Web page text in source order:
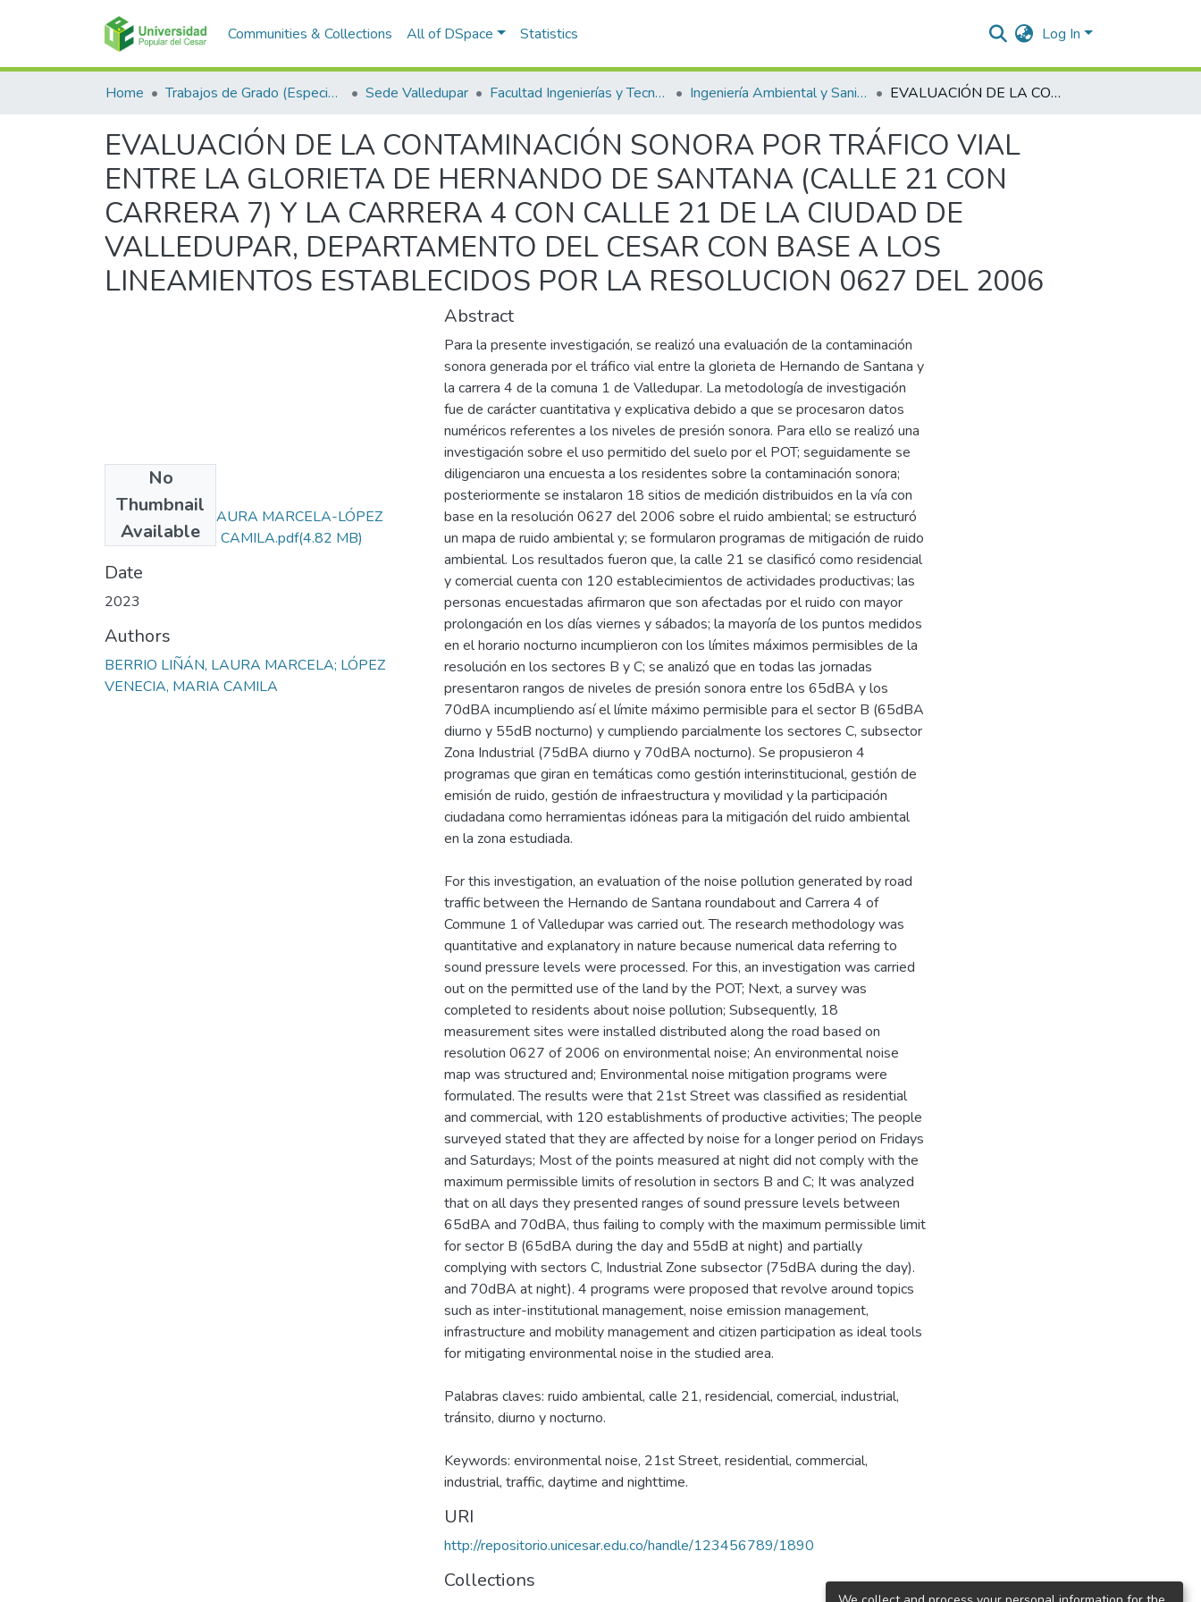
Communities & Collections All of DSpace Statistics Log In
Home Trabajos de Grado (Especializaciones y Pregrados) Sede Valledupar Facultad Ingenierías y Tecnologías Ingeniería Ambiental y Sanitaria. EVALUACIÓN DE LA CONTAMINACIÓN SONORA POR TRÁFICO VIAL ENTRE LA GLORIETA DE HERNANDO DE SANTANA (CALLE 21 CON CARRERA 7) Y LA CARRERA 4 CON CALLE 21 DE LA CIUDAD DE VALLEDUPAR, DEPARTAMENTO DEL CESAR CON BASE A LOS LINEAMIENTOS ESTABLECIDOS POR LA RESOLUCION 0627 DEL 2006
EVALUACIÓN DE LA CONTAMINACIÓN SONORA POR TRÁFICO VIAL
ENTRE LA GLORIETA DE HERNANDO DE SANTANA (CALLE 21 CON
CARRERA 7) Y LA CARRERA 4 CON CALLE 21 DE LA CIUDAD DE
VALLEDUPAR, DEPARTAMENTO DEL CESAR CON BASE A LOS
LINEAMIENTOS ESTABLECIDOS POR LA RESOLUCION 0627 DEL 2006
No
Thumbnail
Available
BERRIO LIÑÁN LAURA MARCELA-LÓPEZ
VENECIA MARIA CAMILA.pdf(4.82 MB)
Date
2023
Authors
BERRIO LIÑÁN, LAURA MARCELA; LÓPEZ
VENECIA, MARIA CAMILA
Abstract
Para la presente investigación, se realizó una evaluación de la contaminación
sonora generada por el tráfico vial entre la glorieta de Hernando de Santana y
la carrera 4 de la comuna 1 de Valledupar. La metodología de investigación
fue de carácter cuantitativa y explicativa debido a que se procesaron datos
numéricos referentes a los niveles de presión sonora. Para ello se realizó una
investigación sobre el uso permitido del suelo por el POT; seguidamente se
diligenciaron una encuesta a los residentes sobre la contaminación sonora;
posteriormente se instalaron 18 sitios de medición distribuidos en la vía con
base en la resolución 0627 del 2006 sobre el ruido ambiental; se estructuró
un mapa de ruido ambiental y; se formularon programas de mitigación de ruido
ambiental. Los resultados fueron que, la calle 21 se clasificó como residencial
y comercial cuenta con 120 establecimientos de actividades productivas; las
personas encuestadas afirmaron que son afectadas por el ruido con mayor
prolongación en los días viernes y sábados; la mayoría de los puntos medidos
en el horario nocturno incumplieron con los límites máximos permisibles de la
resolución en los sectores B y C; se analizó que en todas las jornadas
presentaron rangos de niveles de presión sonora entre los 65dBA y los
70dBA incumpliendo así el límite máximo permisible para el sector B (65dBA
diurno y 55dB nocturno) y cumpliendo parcialmente los sectores C, subsector
Zona Industrial (75dBA diurno y 70dBA nocturno). Se propusieron 4
programas que giran en temáticas como gestión interinstitucional, gestión de
emisión de ruido, gestión de infraestructura y movilidad y la participación
ciudadana como herramientas idóneas para la mitigación del ruido ambiental
en la zona estudiada.
For this investigation, an evaluation of the noise pollution generated by road
traffic between the Hernando de Santana roundabout and Carrera 4 of
Commune 1 of Valledupar was carried out. The research methodology was
quantitative and explanatory in nature because numerical data referring to
sound pressure levels were processed. For this, an investigation was carried
out on the permitted use of the land by the POT; Next, a survey was
completed to residents about noise pollution; Subsequently, 18
measurement sites were installed distributed along the road based on
resolution 0627 of 2006 on environmental noise; An environmental noise
map was structured and; Environmental noise mitigation programs were
formulated. The results were that 21st Street was classified as residential
and commercial, with 120 establishments of productive activities; The people
surveyed stated that they are affected by noise for a longer period on Fridays
and Saturdays; Most of the points measured at night did not comply with the
maximum permissible limits of resolution in sectors B and C; It was analyzed
that on all days they presented ranges of sound pressure levels between
65dBA and 70dBA, thus failing to comply with the maximum permissible limit
for sector B (65dBA during the day and 55dB at night) and partially
complying with sectors C, Industrial Zone subsector (75dBA during the day).
and 70dBA at night). 4 programs were proposed that revolve around topics
such as inter-institutional management, noise emission management,
infrastructure and mobility management and citizen participation as ideal tools
for mitigating environmental noise in the studied area.
Palabras claves: ruido ambiental, calle 21, residencial, comercial, industrial,
tránsito, diurno y nocturno.
Keywords: environmental noise, 21st Street, residential, commercial,
industrial, traffic, daytime and nighttime.
URI
http://repositorio.unicesar.edu.co/handle/123456789/1890
Collections